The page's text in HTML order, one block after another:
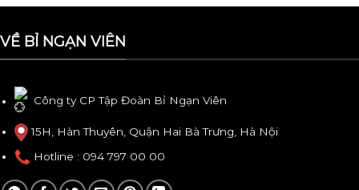
VỀ BỈ NGẠN VIÊN
Công ty CP Tập Đoàn Bỉ Ngạn Viên
15H, Hàn Thuyên, Quận Hai Bà Trưng, Hà Nội
Hotline : 094 797 00 00